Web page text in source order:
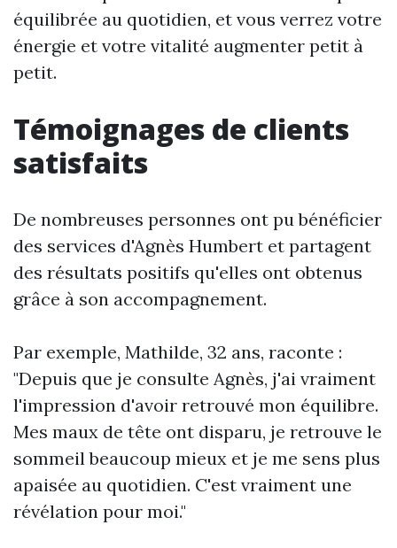
équilibrée au quotidien, et vous verrez votre
énergie et votre vitalité augmenter petit à
petit.
Témoignages de clients
satisfaits
De nombreuses personnes ont pu bénéficier
des services d'Agnès Humbert et partagent
des résultats positifs qu'elles ont obtenus
grâce à son accompagnement.
Par exemple, Mathilde, 32 ans, raconte :
"Depuis que je consulte Agnès, j'ai vraiment
l'impression d'avoir retrouvé mon équilibre.
Mes maux de tête ont disparu, je retrouve le
sommeil beaucoup mieux et je me sens plus
apaisée au quotidien. C'est vraiment une
révélation pour moi."